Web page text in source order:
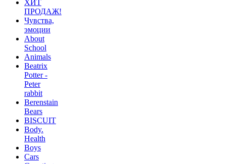
ХИТ
ПРОДАЖ!
Чувства,
эмоции
About
School
Animals
Beatrix
Potter -
Peter
rabbit
Berenstain
Bears
BISCUIT
Body.
Health
Boys
Cars